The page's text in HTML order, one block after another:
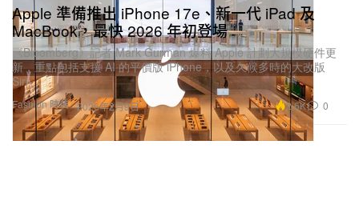
Apple 準備推出 iPhone 17e、新一代 iPad 及
MacBook，最快 2026 年初登場
《Bloomberg》記者 Mark Gurman 爆料 Apple 計劃大規模硬件更
新，重點包括支援 AI 的平價版 iPhone，以及久候多時的大改版
Siri。
Fashion 時裝 2026年2月9日 2.6K 0